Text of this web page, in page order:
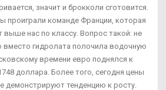
значит и брокколи сготовится.
проиграли команде Франции, которая
нас по классу. Вопрос такой: не
вместо гидролата полочила водочную
времени евро поднялся к
доллара. Более того, сегодня цены
демонстрируют тенденцию к росту.